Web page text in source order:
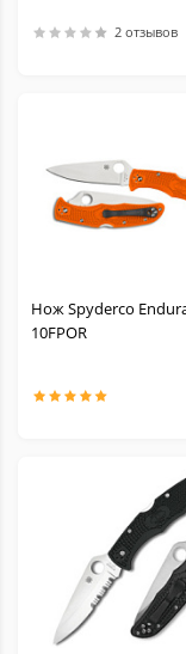
2 отзывов
Нож Spyderco
10FPOR